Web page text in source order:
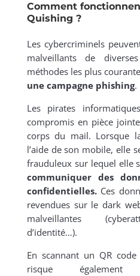
Comment
Quishing ?
Les cybercriminels
malveillants de
méthodes les plus
une campagne phishing.
Les pirates
compromis en pièce
corps du mail. Lorsque
l’aide de son mobile, elle
frauduleux sur lequel elle
communiquer des
confidentielles. Ces
revendues sur le dark
malveillantes
d’identité…).
En scannant un QR
risque